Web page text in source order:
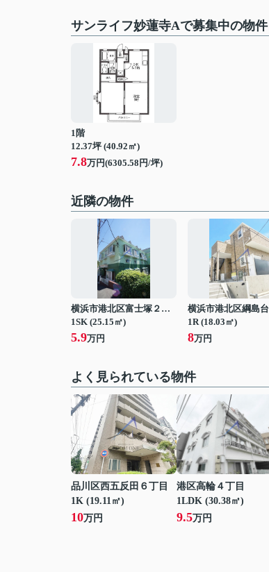
サンライフ妙蓮寺Aで募集中の物件
1階
12.37坪 (40.92㎡)
7.8万円(6305.58円/坪)
近隣の物件
横浜市港北区富士塚２丁目
1SK (25.15㎡)
5.9万円
横浜市港北区綱島台
1R (18.03㎡)
8万円
よく見られている物件
品川区西五反田６丁目
1K (19.11㎡)
10万円
港区高輪４丁目
1LDK (30.38㎡)
9.5万円